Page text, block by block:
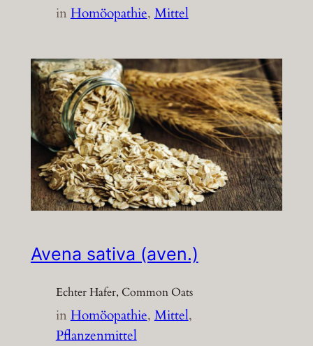
inHomöopathie, Mittel
Avena sativa (aven.)
Echter Hafer, Common Oats
inHomöopathie, Mittel
Pflanzenmittel